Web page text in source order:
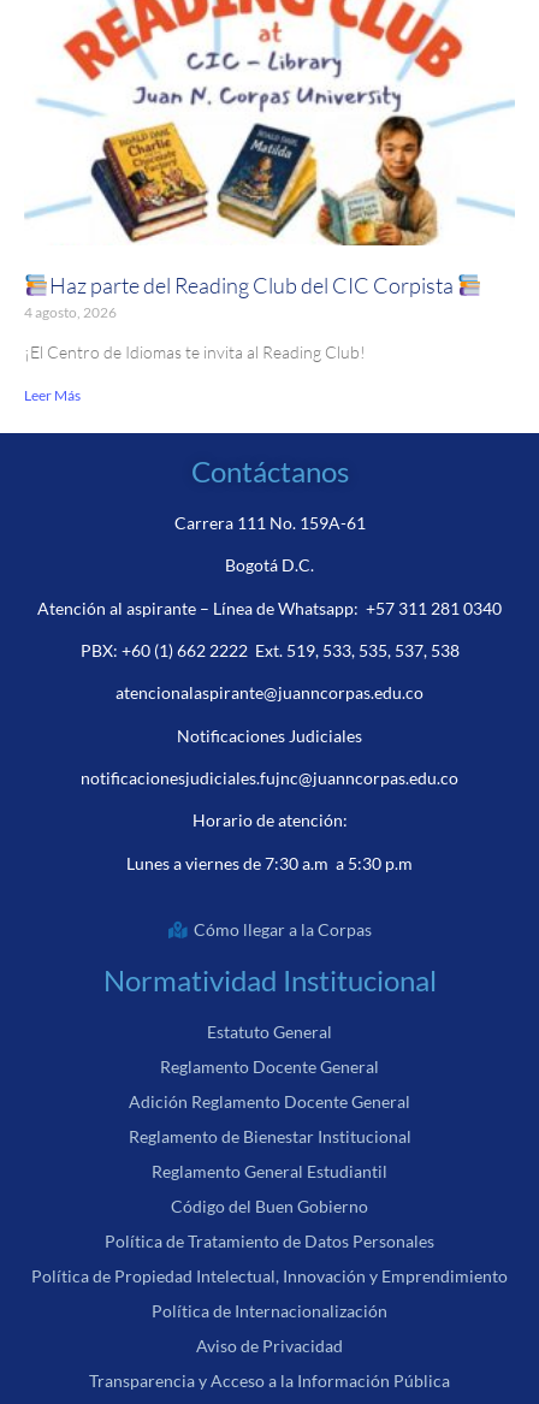
Haz parte del Reading Club del CIC Corpista
4 agosto, 2026
¡El Centro de Idiomas te invita al Reading Club!
Leer Más
Contáctanos
Carrera 111 No. 159A-61
Bogotá D.C.
Atención al aspirante – Línea de Whatsapp: +57 311 281 0340
PBX: +60 (1) 662 2222Ext. 519, 533, 535, 537, 538
atencionalaspirante@juanncorpas.edu.co
Notificaciones Judiciales
notificacionesjudiciales.fujnc@juanncorpas.edu.co
Horario de atención:
Lunes a viernes de 7:30 a.m a 5:30 p.m
Cómo llegar a la Corpas
Normatividad Institucional
Estatuto General
Reglamento Docente General
Adición Reglamento Docente General
Reglamento de Bienestar Institucional
Reglamento General Estudiantil
Código del Buen Gobierno
Política de Tratamiento de Datos Personales
Política de Propiedad Intelectual, Innovación y Emprendimiento
Política de Internacionalización
Aviso de Privacidad
Transparencia y Acceso a la Información Pública